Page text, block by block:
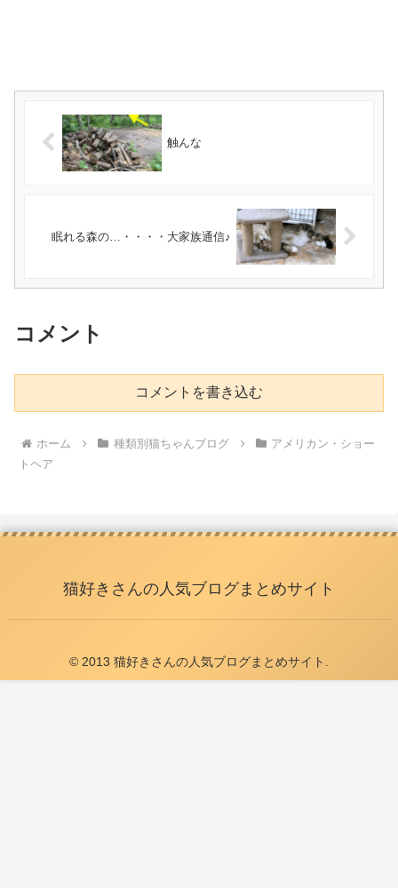
触んな
眠れる森の…・・・・大家族通信♪
コメント
コメントを書き込む
ホーム 種類別猫ちゃんブログ
アメリカン・ショー
トヘア
猫好きさんの人気ブログまとめサイト
© 2013 猫好きさんの人気ブログまとめサイト.